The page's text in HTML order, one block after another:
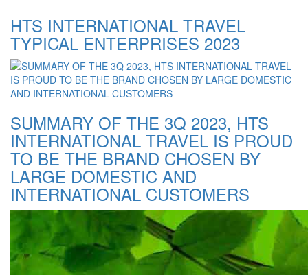
HTS INTERNATIONAL TRAVEL
TYPICAL ENTERPRISES 2023
SUMMARY OF THE 3Q 2023, HTS
INTERNATIONAL TRAVEL IS PROUD
TO BE THE BRAND CHOSEN BY
LARGE DOMESTIC AND
INTERNATIONAL CUSTOMERS